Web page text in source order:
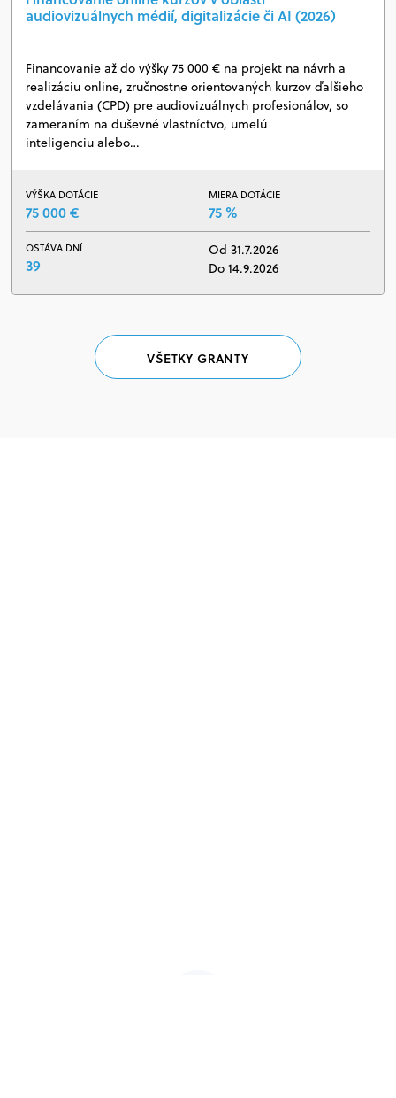
audiovizuálnych médií, digitalizácie či AI (2026)
Financovanie až do výšky 75 000 € na projekt na návrh a
realizáciu online, zručnostne orientovaných kurzov ďalšieho
vzdelávania (CPD) pre audiovizuálnych profesionálov, so
zameraním na duševné vlastníctvo, umelú
inteligenciu alebo…
VÝŠKA DOTÁCIE
75 000 €
MIERA DOTÁCIE
75 %
OSTÁVA DNÍ
39
Od 31.7.2026
Do 14.9.2026
VŠETKY GRANTY